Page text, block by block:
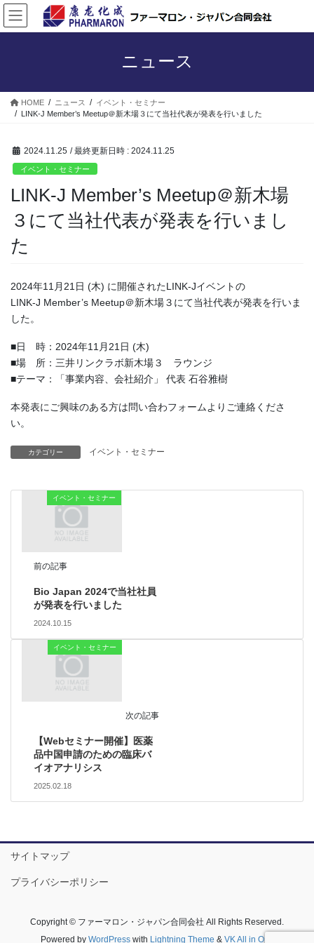
コ
ン
テ
ス
ナ
ビ
ゲ
ン
ニュース
HOME ニュース
イベント・セミナー
LINK-J Member’s Meetup＠新木場３にて当社代表が発表を行いました
2024.11.25 / 最終更新日時 : 2024.11.25
イベント・セミナー
LINK-J Member’s Meetup＠新木場
３にて当社代表が発表を行いまし
た
2024年11月21日 (木) に開催されたLINK-Jイベントの
LINK-J Member’s Meetup＠新木場３にて当社代表が発表を行いま
した。
■日 時：2024年11月21日 (木)
■場 所：三井リンクラボ新木場３ ラウンジ
■テーマ：「事業内容、会社紹介」 代表 石谷雅樹
本発表にご興味のある方は問い合わフォームよりご連絡くださ
い。
カテゴリー イベント・セミナー
イベント・セミナー
前の記事
Bio Japan 2024で当社社員
が発表を行いました
2024.10.15
イベント・セミナー
次の記事
【Webセミナー開催】医薬
品中国申請のための臨床バ
イオアナリシス
2025.02.18
サイトマップ
プライバシーポリシー
Copyright © ファーマロン・ジャパン合同会社 All Rights Reserved.
Powered by WordPresswith Lightning Theme & VK All in One